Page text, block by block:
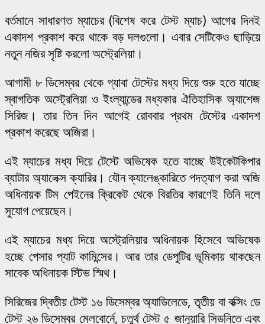
বর্তমানে সাধারণত ম্যাচের (বিশেষ করে টেস্ট ম্যাচ) আগের দিনই
একাদশ প্রকাশ করে থাকে বড় দলগুলো। এবার সেটিকেও ছাড়িয়ে
নতুন নজির সৃষ্টি করলো অস্ট্রেলিয়া।
আগামী ৮ ডিসেম্বর থেকে গ্যাবা টেস্টের মধ্য দিয়ে শুরু হতে যাচ্ছে
স্বাগতিক অস্ট্রেলিয়া ও ইংল্যান্ডের মধ্যকার ঐতিহাসিক অ্যাশেজ
সিরিজ। তার তিন দিন আগেই রোববার প্রথম টেস্টের একাদশ
প্রকাশ করেছে অজিরা।
এই ম্যাচের মধ্য দিয়ে টেস্টে অভিষেক হতে যাচ্ছে উইকেটকিপার
ব্যাটার অ্যালেক্স ক্যারির। যৌন ক্যালেঙ্কারিতে পদত্যাগ করা অজি
অধিনায়ক টিম পেইনের ক্রিকেট থেকে বিরতির কারণেই তিনি দলে
সুযোগ পেয়েছেন।
এই ম্যাচের মধ্য দিয়ে অস্ট্রেলিয়ার অধিনায়ক হিসেবে অভিষেক
হচ্ছে পেসার প্যাট কামিন্সের। আর তার ডেপুটির ভূমিকায় থাকছেন
সাবেক অধিনায়ক স্টিভ স্মিথ।
সিরিজের দ্বিতীয় টেস্ট ১৬ ডিসেম্বর অ্যাডিলেডে, তৃতীয় বা বক্সিং ডে
টেস্ট ২৬ ডিসেম্বর মেলবোর্নে, চতুর্থ টেস্ট ৫ জানুয়ারি সিডনিতে এবং